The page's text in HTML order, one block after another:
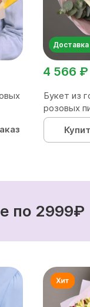
4 566 ₽
Букет из
розовых
по 2999₽